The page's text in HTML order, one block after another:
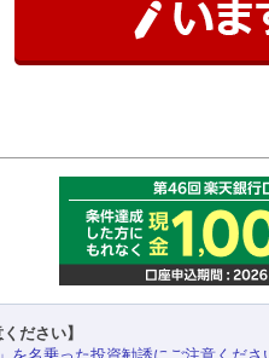
ください】